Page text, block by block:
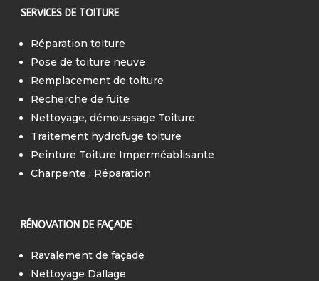
SERVICES DE TOITURE
Réparation toiture
Pose de toiture neuve
Remplacement de toiture
Recherche de fuite
Nettoyage, démoussage Toiture
Traitement hydrofuge toiture
Peinture Toiture Imperméablisante
Charpente : Réparation
RÉNOVATION DE FAÇADE
Ravalement de façade
Nettoyage Dallage